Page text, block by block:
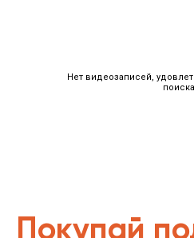
Нет видеозаписей,
поиска
Покупай